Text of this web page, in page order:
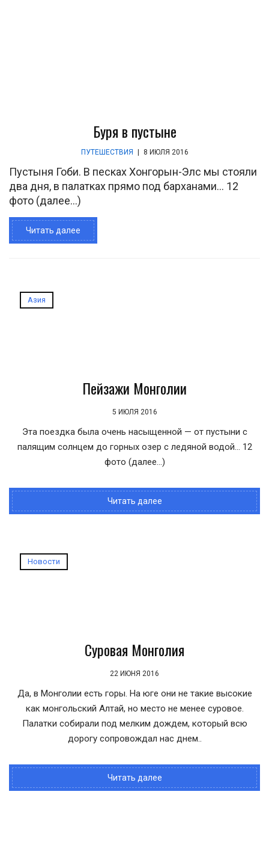
Буря в пустыне
ПУТЕШЕСТВИЯ 8 ИЮЛЯ 2016
Пустыня Гоби. В песках Хонгорын-Элс мы стояли
два дня, в палатках прямо под барханами… 12
фото (далее…)
Читать далее
Азия
Пейзажи Монголии
5 ИЮЛЯ 2016
Эта поездка была очень насыщенной — от пустыни с
палящим солнцем до горных озер с ледяной водой... 12
фото (далее…)
Читать далее
Новости
Суровая Монголия
22 ИЮНЯ 2016
Да, в Монголии есть горы. На юге они не такие высокие
как монгольский Алтай, но место не менее суровое.
Палатки собирали под мелким дождем, который всю
дорогу сопровождал нас днем..
Читать далее